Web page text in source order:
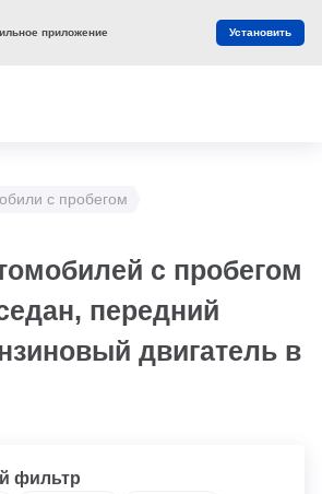
с пробегом
с пробегом
передний
двигатель в
фильтр
приложение Установить